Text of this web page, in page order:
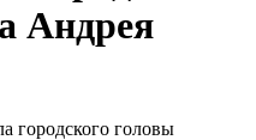
Андрея
городского головы